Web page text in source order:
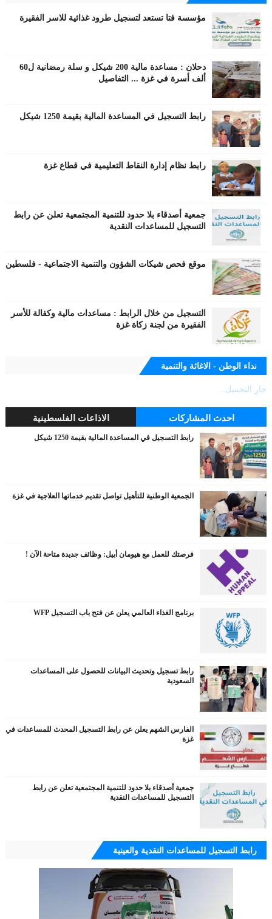
مؤسسة فتا تستعد لتسجيل طرود غذائية للاسر الفقيرة
دحلان : مساعدة مالية 200 شيكل و سلة رمضانية ل60
ألف أسرة في غزة ... التفاصيل
رابط التسجيل في المساعدة المالية بقيمة 1250 شيكل
رابط نظام إدارة النقاط التعليمية في قطاع غزة
جمعية أصدقاء بلا حدود للتنمية المجتمعية تعلن عن رابط
التسجيل للمساعدات النقدية
موقع فحص شيكات الشؤون والتنمية الاجتماعية - فلسطين
التسجيل من خلال الرابط : مساعدات مالية وكفالة للأسر
الفقيرة من لجنة زكاة غزة
نداء الوطن - الاغاثة والتنمية
جارٍ التحميل...
احدث المشاركات الاذاعات الفلسطينية
رابط التسجيل في المساعدة المالية بقيمة 1250 شيكل
الجمعية الوطنية للتأهيل تواصل تقديم خدماتها العلاجية في غزة
فرصتك للعمل مع هيومان أبيل: وظائف جديدة متاحة الآن !
برنامج الغذاء العالمي يعلن عن فتح باب التسجيل WFP
رابط تسجيل وتحديث البيانات للحصول على المساعدات
السعودية
الفارس الشهم يعلن عن رابط التسجيل المحدث للمساعدات في
غزة
جمعية أصدقاء بلا حدود للتنمية المجتمعية تعلن عن رابط
التسجيل للمساعدات النقدية
رابط التسجيل للمساعدات النقدية والعينية